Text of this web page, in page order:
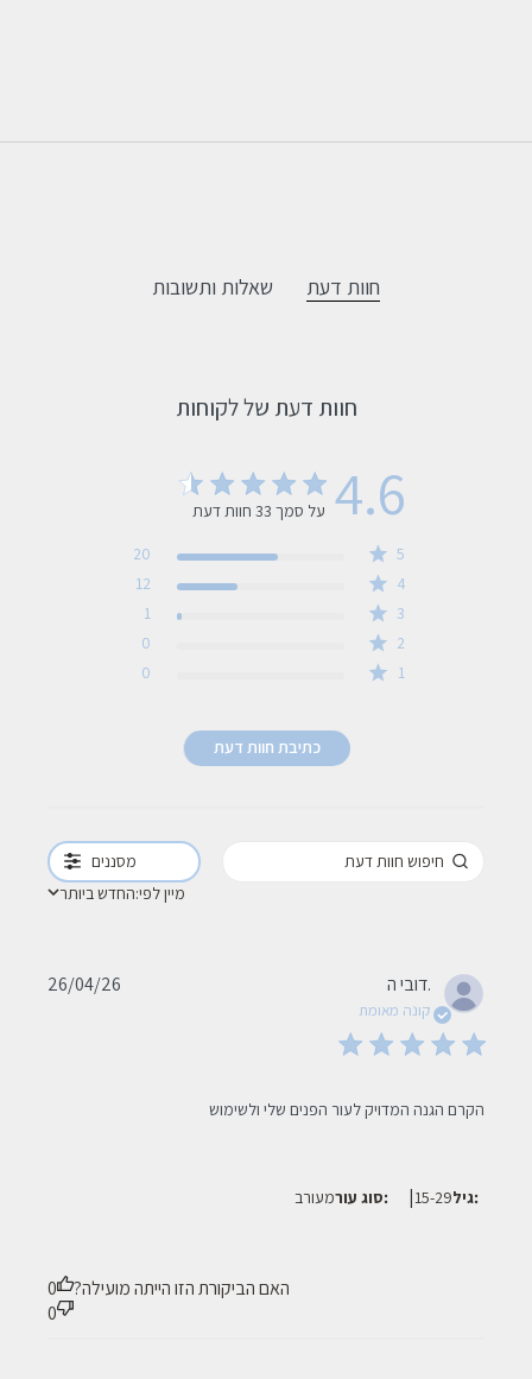
חוות דעת שאלות ותשובות
חוות דעת של לקוחות
4.6
4.6 out of 5 stars 33 total reviews
על סמך 33 חוות דעת
5
20
4
12
3
1
2
0
1
0
כתיבת חוות דעת
מסננים
מיין לפי:החדש ביותר
דובי ה.
קונה מאומת
הקרם הגנה המדויק לעור הפנים שלי ולשימושread more about review content הקרם הגנה המדויק לעור הפנים
גיל: 15-29
| סוג עור: מעורב
Published
26/04/26
האם הביקורת הזו הייתה מועילה?
0
0